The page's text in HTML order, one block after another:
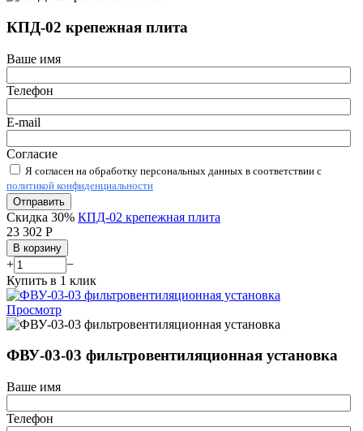
КПД-02 крепежная плита
Ваше имя
Телефон
E-mail
Согласие
Я согласен на обработку персональных данных в соответствии с
политикой конфиденциальности
Отправить
Скидка 30% КПД-02 крепежная плита
23 302 Р
В корзину
+
−
Купить в 1 клик
Просмотр
ФВУ-03-03 фильтровентиляционная установка
Ваше имя
Телефон